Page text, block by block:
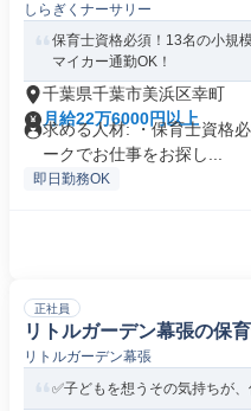
しらぎくナーサリー
保育士資格必須！13名の小規
マイカー通勤OK！
千葉県千葉市美浜区幸町
月給22万6000円以上
求める人材: ・保育士資格
ークでお仕事をお探し...
即日勤務OK
正社員
リトルガーデン幕張の保
リトルガーデン幕張
✅子どもを想うその気持ちが